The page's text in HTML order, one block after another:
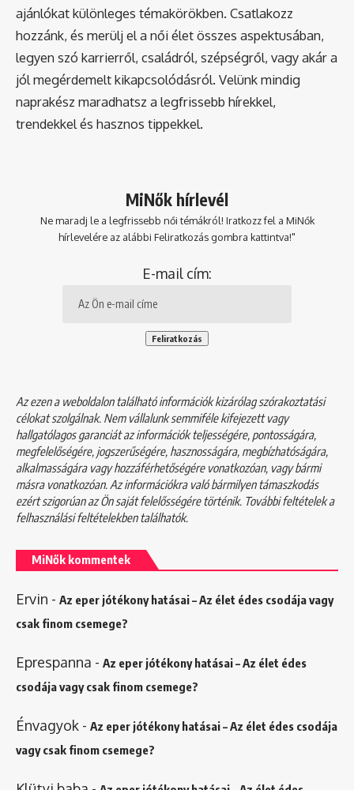
ajánlókat különleges témakörökben. Csatlakozz
hozzánk, és merülj el a női élet összes aspektusában,
legyen szó karrierről, családról, szépségről, vagy akár a
jól megérdemelt kikapcsolódásról. Velünk mindig
naprakész maradhatsz a legfrissebb hírekkel,
trendekkel és hasznos tippekkel.
MiNők hírlevél
Ne maradj le a legfrissebb női témákról! Iratkozz fel a MiNők
hírlevelére az alábbi Feliratkozás gombra kattintva!"
E-mail cím:
Az ezen a weboldalon található információk kizárólag szórakoztatási
célokat szolgálnak. Nem vállalunk semmiféle kifejezett vagy
hallgatólagos garanciát az információk teljességére, pontosságára,
megfelelőségére, jogszerűségére, hasznosságára, megbízhatóságára,
alkalmasságára vagy hozzáférhetőségére vonatkozóan, vagy bármi
másra vonatkozóan. Az információkra való bármilyen támaszkodás
ezért szigorúan az Ön saját felelősségére történik. További feltételek a
felhasználási feltételekbentalálhatók.
MiNők kommentek
Ervin - Az eper jótékony hatásai – Az élet édes csodája vagy
csak finom csemege?
Eprespanna - Az eper jótékony hatásai – Az élet édes
csodája vagy csak finom csemege?
Énvagyok - Az eper jótékony hatásai – Az élet édes csodája
vagy csak finom csemege?